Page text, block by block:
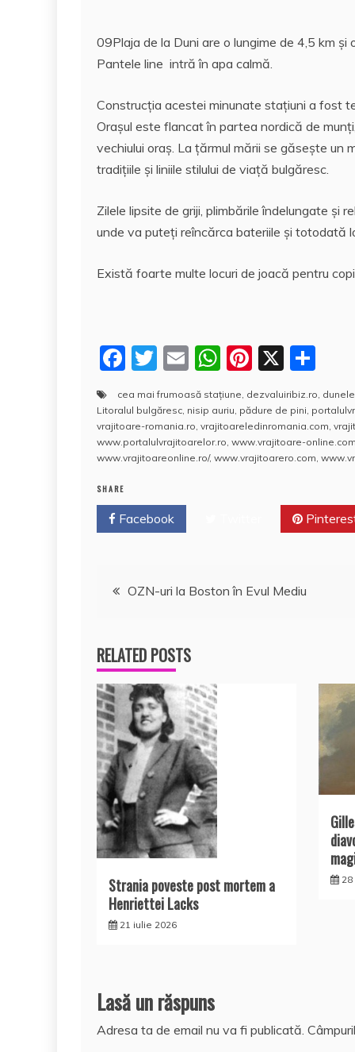
09Plaja de la Duni are o lungime de 4,5 km
Pantele line intră în apa calmă.
Construcţia acestei minunate staţiuni a fost
Oraşul este flancat în partea nordică de
vechiului oraş. La ţărmul mării se găseşte
tradiţiile şi liniile stilului de viaţă bulgăresc.
Zilele lipsite de griji, plimbările îndelungate şi
unde va puteţi reîncărca bateriile şi totodată
Există foarte multe locuri de joacă pentru
F
c
e
b
o
k
T
w
itt
er
E
m
ai
l
W
h
at
s
A
Pi
er
e
st
X
a
rt
aj
e
z
ă
cea mai frumoasă staţiune, dezvaluiribiz.ro,
Litoralul bulgăresc, nisip auriu, pădure de pini,
vrajitoare-romania.ro, vrajitoareledinromania.com,
www.portalulvrajitoarelor.ro, www.vrajitoare-online.com
www.vrajitoareonline.ro/, www.vrajitoarero.com,
SHARE
Facebook
Navigare
articole
OZN-uri la Boston în Evul Mediu
RELATED POSTS
Strania poveste post mortem a
Henriettei Lacks
21 iulie 2026
Lasă un răspuns
Adresa ta de email nu va fi publicată.